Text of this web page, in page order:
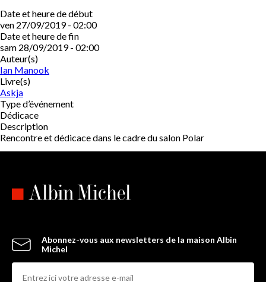
Date et heure de début
ven 27/09/2019 - 02:00
Date et heure de fin
sam 28/09/2019 - 02:00
Auteur(s)
Ian Manook
Livre(s)
Askja
Type d’événement
Dédicace
Description
Rencontre et dédicace dans le cadre du salon Polar
Abonnez-vous aux newsletters de la maison Albin
Michel